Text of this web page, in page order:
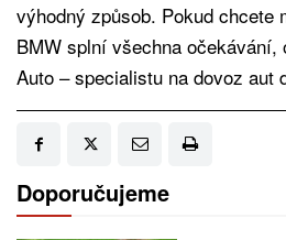
výhodný způsob. Pokud chcete
BMW splní všechna očekávání,
Auto – specialistu na dovoz aut
Doporučujeme